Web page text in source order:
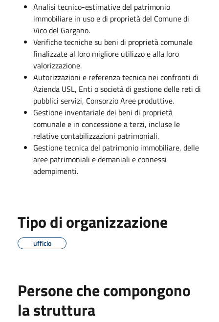
Analisi tecnico-estimative del patrimonio
immobiliare in uso e di proprietà del Comune di
Vico del Gargano.
Verifiche tecniche su beni di proprietà comunale
finalizzate al loro migliore utilizzo e alla loro
valorizzazione.
Autorizzazioni e referenza tecnica nei confronti di
Azienda USL, Enti o società di gestione delle reti di
pubblici servizi, Consorzio Aree produttive.
Gestione inventariale dei beni di proprietà
comunale e in concessione a terzi, incluse le
relative contabilizzazioni patrimoniali.
Gestione tecnica del patrimonio immobiliare, delle
aree patrimoniali e demaniali e connessi
adempimenti.
Tipo di organizzazione
ufficio
Persone che compongono
la struttura